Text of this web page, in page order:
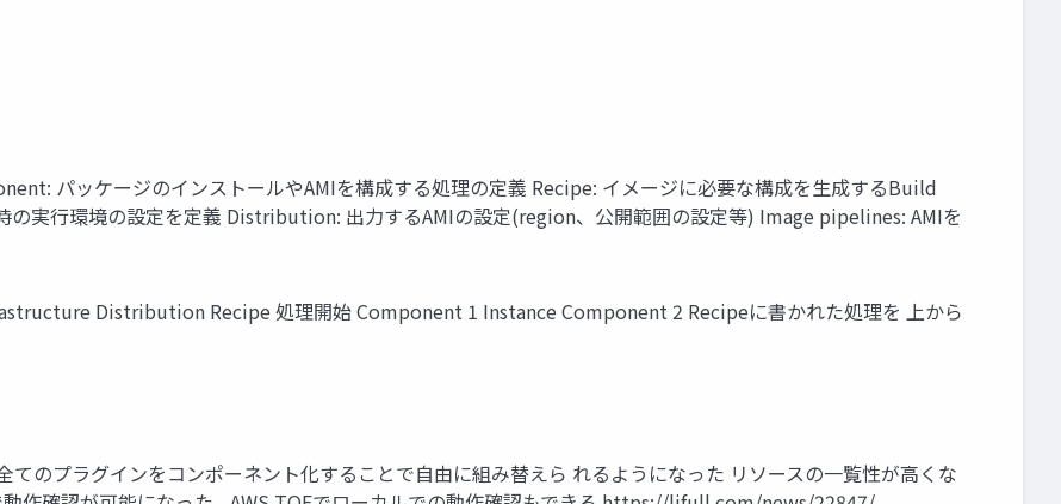
パッケージのインストールやAMIを構成する処理の定義 Recipe: イメージに必要な構成を生成するBuild
実行環境の設定を定義 Distribution: 出力するAMIの設定(region、公開範囲の設定等) Image pipelines: AMIを
Distribution Recipe 処理開始 Component 1 Instance Component 2 Recipeに書かれた処理を 上から
のプラグインをコンポーネント化することで自由に組み替えら れるようになった リソースの一覧性が高くな